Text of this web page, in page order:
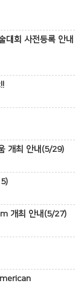
대회 사전등록 안내
개최 안내(5/29)
개최 안내(5/27)